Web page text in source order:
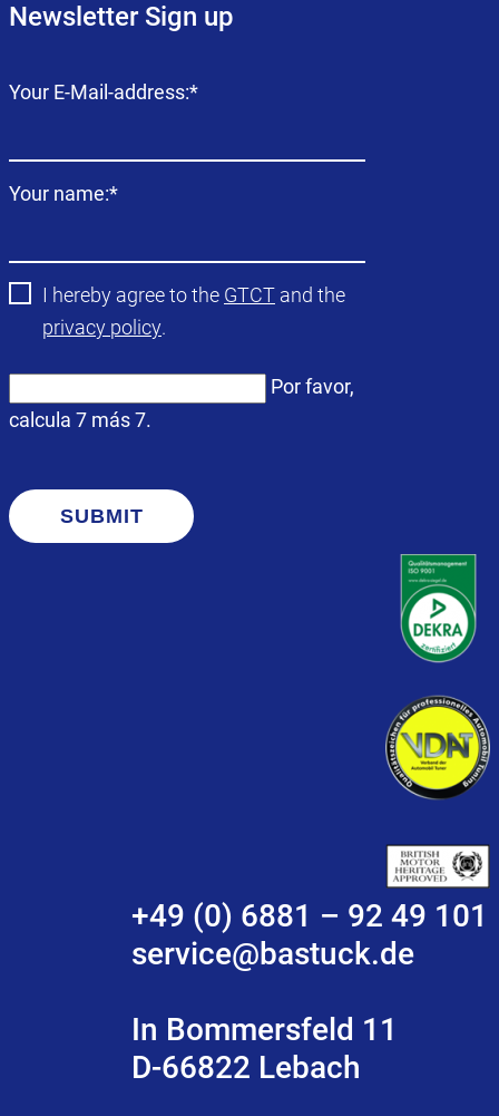
Newsletter Sign up
Campo
Your E-Mail-address:*
Campo
Your name:*
I hereby agree to the GTCT and the
privacy policy.
Por favor,
calcula 7 más 7.
SUBMIT
+49 (0) 6881 – 92 49 101
service@bastuck.de
In Bommersfeld 11
D-66822 Lebach